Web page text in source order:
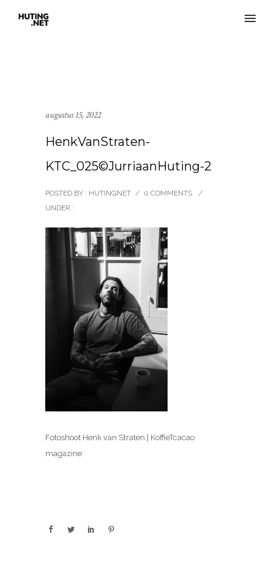
augustus 15, 2022
HenkVanStraten-
KTC_025©JurriaanHuting-2
POSTED BY : HUTINGNET / 0 COMMENTS
/
UNDER :
Fotoshoot Henk van Straten | KoffieTcacao
magazine